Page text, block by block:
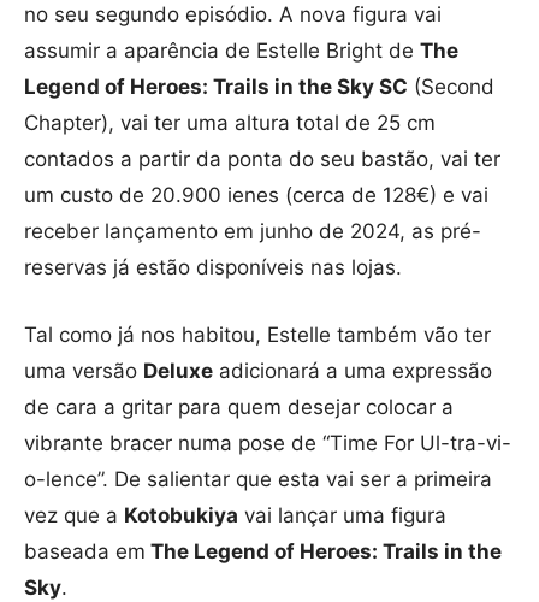
no seu segundo episódio. A nova figura vai
assumir a aparência de Estelle Bright de The
Legend of Heroes: Trails in the Sky SC (Second
Chapter), vai ter uma altura total de 25 cm
contados a partir da ponta do seu bastão, vai ter
um custo de 20.900 ienes (cerca de 128€) e vai
receber lançamento em junho de 2024, as pré-
reservas já estão disponíveis nas lojas.
Tal como já nos habitou, Estelle também vão ter
uma versão Deluxe adicionará a uma expressão
de cara a gritar para quem desejar colocar a
vibrante bracer numa pose de “Time For Ul-tra-vi-
o-lence”. De salientar que esta vai ser a primeira
vez que a Kotobukiya vai lançar uma figura
baseada em The Legend of Heroes: Trails in the
Sky.